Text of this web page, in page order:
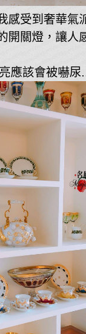
感受到奢華氣
開關燈，讓人
應該會被嚇尿